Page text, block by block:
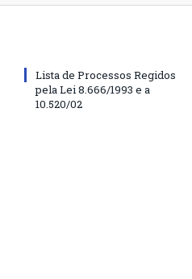
Lista de Processos Regidos
pela Lei 8.666/1993 e a
10.520/02